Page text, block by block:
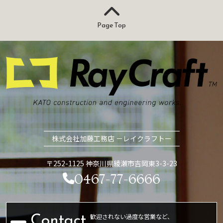
Page Top
株式会社加藤工務店 －レイクラフトー
〒252-1125 神奈川県綾瀬市吉岡東3-3-23
0467-77-6666
歓迎されない過度な営業など、